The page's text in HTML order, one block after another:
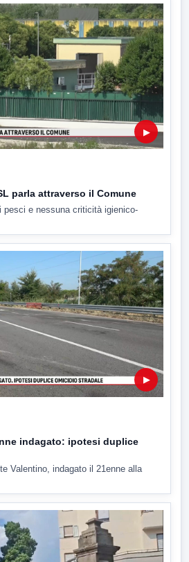
▶
parla attraverso il Comune
pesci e nessuna criticità igienico-
▶
indagato: ipotesi duplice
Valentino, indagato il 21enne alla